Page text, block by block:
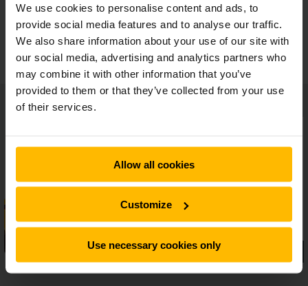
We use cookies to personalise content and ads, to
provide social media features and to analyse our traffic.
We also share information about your use of our site with
our social media, advertising and analytics partners who
may combine it with other information that you’ve
provided to them or that they’ve collected from your use
of their services.
Allow all cookies
Customize
Use necessary cookies only
Ergonomisk arbejdsplads